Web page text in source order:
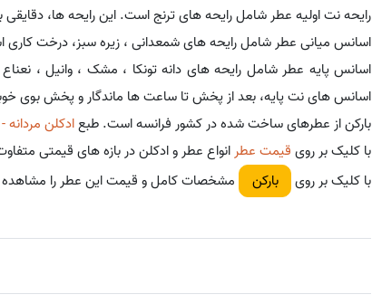
رایحه نت اولیه عطر شامل رایحه های ترنج است. این رایحه ها،
اسانس میانی عطر شامل رایحه های شمعدانی ، زیره سبز، درخت
اسانس پایه عطر شامل رایحه های دانه تونکا ، مشک ، وانیل ،
اسانس های نت پایه، بعد از پخش تا ساعت ها ماندگار و پخش بوی
بارکن از عطرهای ساخت شده در کشور فرانسه است. طبعادکلن مردانه -
با کلیک بر روی قیمت عطر انواع عطر و ادکلن در بازه های قیمتی
با کلیک بر روی
بارکن مشخصات کامل و قیمت این عطر را مشاهده